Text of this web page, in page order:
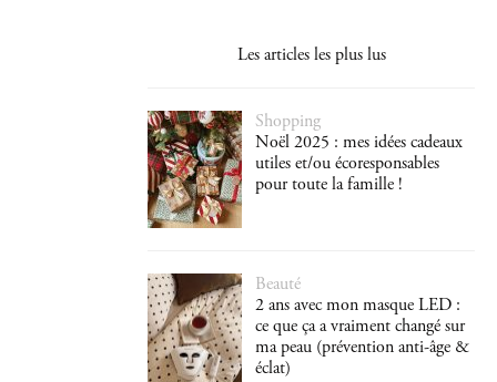
Les articles les plus lus
Shopping
Noël 2025 : mes idées cadeaux
utiles et/ou écoresponsables
pour toute la famille !
Beauté
2 ans avec mon masque LED :
ce que ça a vraiment changé sur
ma peau (prévention anti-âge &
éclat)